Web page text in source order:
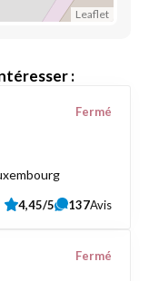
Leaflet
:
Fermé
4,45/5 137Avis
Fermé